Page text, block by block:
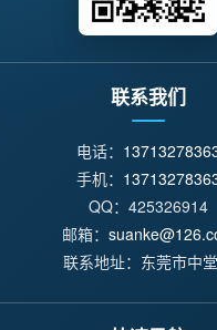
联系我们
电话：
手机：
QQ：425326914
邮箱：
联系地址：东莞市中